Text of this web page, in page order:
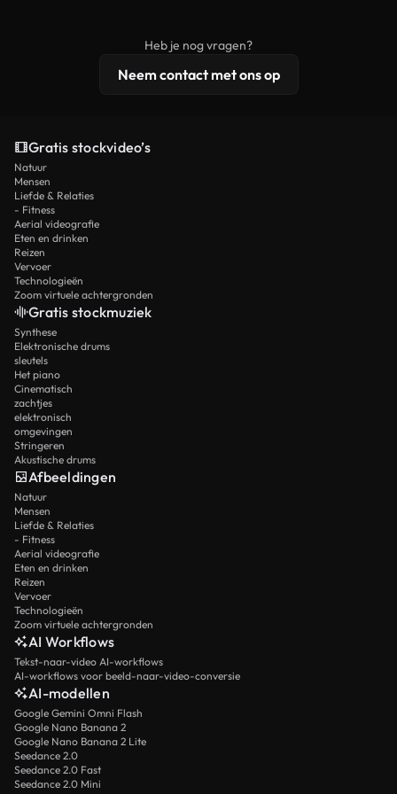
licentiebescherming omvat.
Heb je nog vragen?
Neem contact met ons op
Gratis stockvideo’s
Natuur
Mensen
Liefde & Relaties
- Fitness
Aerial videografie
Eten en drinken
Reizen
Vervoer
Technologieën
Zoom virtuele achtergronden
Gratis stockmuziek
Synthese
Elektronische drums
sleutels
Het piano
Cinematisch
zachtjes
elektronisch
omgevingen
Stringeren
Akustische drums
Afbeeldingen
Natuur
Mensen
Liefde & Relaties
- Fitness
Aerial videografie
Eten en drinken
Reizen
Vervoer
Technologieën
Zoom virtuele achtergronden
AI Workflows
Tekst-naar-video AI-workflows
AI-workflows voor beeld-naar-video-conversie
AI-modellen
Google Gemini Omni Flash
Google Nano Banana 2
Google Nano Banana 2 Lite
Seedance 2.0
Seedance 2.0 Fast
Seedance 2.0 Mini